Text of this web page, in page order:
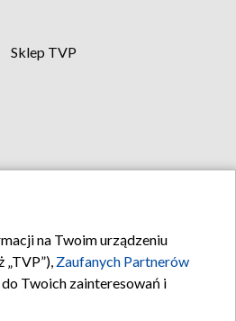
Sklep TVP
na Twoim urządzeniu
Zaufanych Partnerów
Twoich zainteresowań i